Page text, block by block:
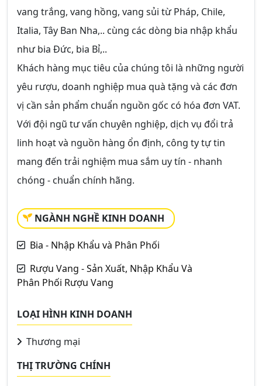
vang trắng, vang hồng, vang sủi từ Pháp, Chile,
Italia, Tây Ban Nha,.. cùng các dòng bia nhập khẩu
như bia Đức, bia Bỉ,..
Khách hàng mục tiêu của chúng tôi là những người
yêu rượu, doanh nghiệp mua quà tặng và các đơn
vị cần sản phẩm chuẩn nguồn gốc có hóa đơn VAT.
Với đội ngũ tư vấn chuyên nghiệp, dịch vụ đổi trả
linh hoạt và nguồn hàng ổn định, công ty tự tin
mang đến trải nghiệm mua sắm uy tín - nhanh
chóng - chuẩn chính hãng.
NGÀNH NGHỀ KINH DOANH
Bia - Nhập Khẩu và Phân Phối
Rượu Vang - Sản Xuất, Nhập Khẩu Và
Phân Phối Rượu Vang
LOẠI HÌNH KINH DOANH
Thương mại
THỊ TRƯỜNG CHÍNH